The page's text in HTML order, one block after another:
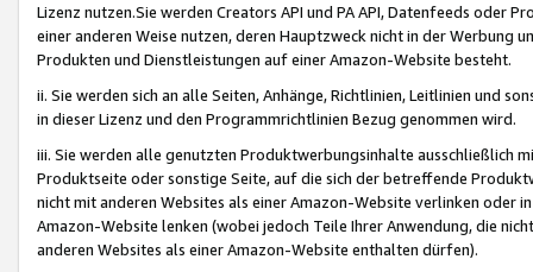
Lizenz nutzen.Sie werden Creators API und PA API, Datenfeeds oder
einer anderen Weise nutzen, deren Hauptzweck nicht in der Werbung
Produkten und Dienstleistungen auf einer Amazon-Website besteht.
ii. Sie werden sich an alle Seiten, Anhänge, Richtlinien, Leitlinien und
in dieser Lizenz und den Programmrichtlinien Bezug genommen wird.
iii. Sie werden alle genutzten Produktwerbungsinhalte ausschließlich
Produktseite oder sonstige Seite, auf die sich der betreffende
nicht mit anderen Websites als einer Amazon-Website verlinken oder
Amazon-Website lenken (wobei jedoch Teile Ihrer Anwendung, die
anderen Websites als einer Amazon-Website enthalten dürfen).